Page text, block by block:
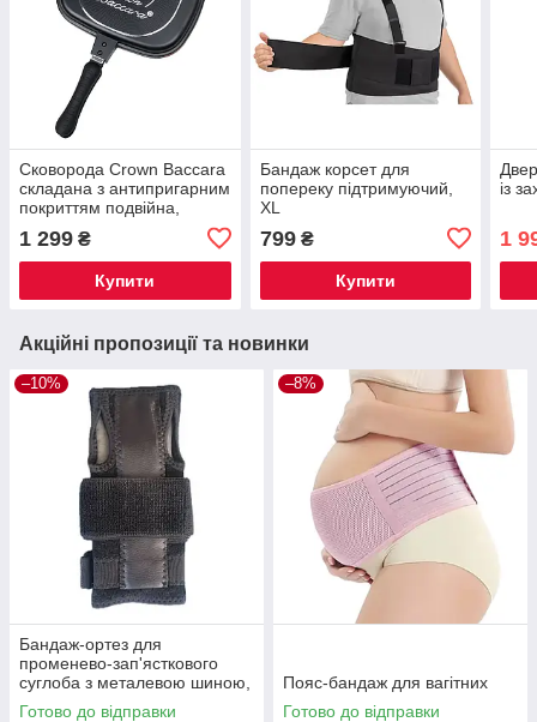
Сковорода Crown Baccara
складана з антипригарним
покриттям подвійна,
1 299 ₴
Купити
Бандаж корсет для
попереку підтримуючий,
XL
799₴
Купити
із
1
Акційні пропозиції та новинки
–10%
Бандаж-ортез для
променево-зап'ясткового
суглоба з металевою шиною,
чорний
Готово до відправки
–8%
Пояс-бандаж для вагітних
Готово до відправки